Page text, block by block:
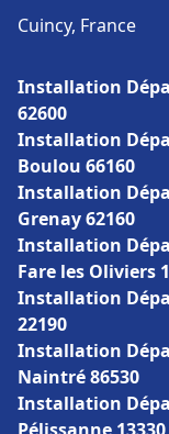
Cuincy, France
Installation
62600
Installation
Boulou 66160
Installation
Grenay 62160
Installation
Fare les Oliviers
Installation
22190
Installation
Naintré 86530
Installation